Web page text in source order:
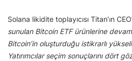
Solana likidite toplayıcısı Titan’ın
sunulan Bitcoin ETF ürünlerine
Bitcoin’in oluşturduğu istikrarlı
Yatırımcılar seçim sonuçlarını dört